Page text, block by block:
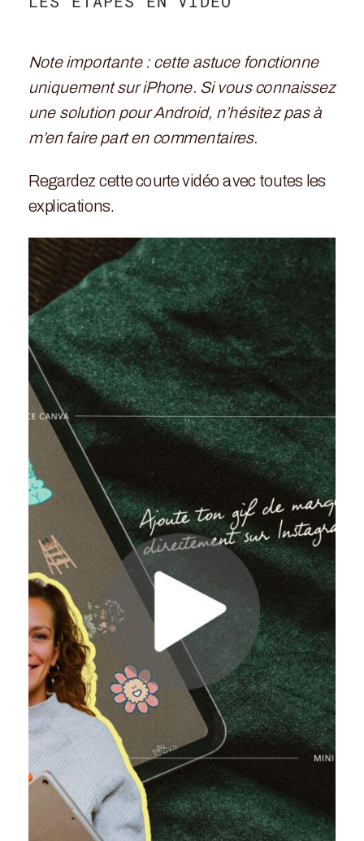
Note importante : cette astuce fonctionne
uniquement sur iPhone. Si vous connaissez
une solution pour Android, n’hésitez pas à
m’en faire part en commentaires.
Regardez cette courte vidéo avec toutes les
explications.